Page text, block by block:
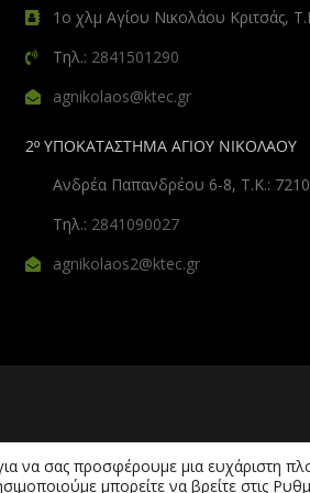
1ο χλμ Αγίου Νικολάου Κριτσάς,
Τηλ.: 2841501290
agnikolaos@ktec.gr
2º ΥΠΟΚΑΤΑΣΤΗΜΑ ΑΓΙΟΥ ΝΙΚΟΛΑΟΥ
Ανδρέα Παπανδρέου 6-8, Τ.Κ.:
Τηλ.: 2841090027
agnikolaos2@ktec.gr
να σας προσφέρουμε μια ευχάριστη
μπορείτε να βρείτε στις